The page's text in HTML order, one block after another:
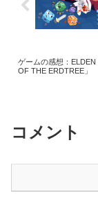
ゲームの感想：
OF THE ERDTREE」
コメント